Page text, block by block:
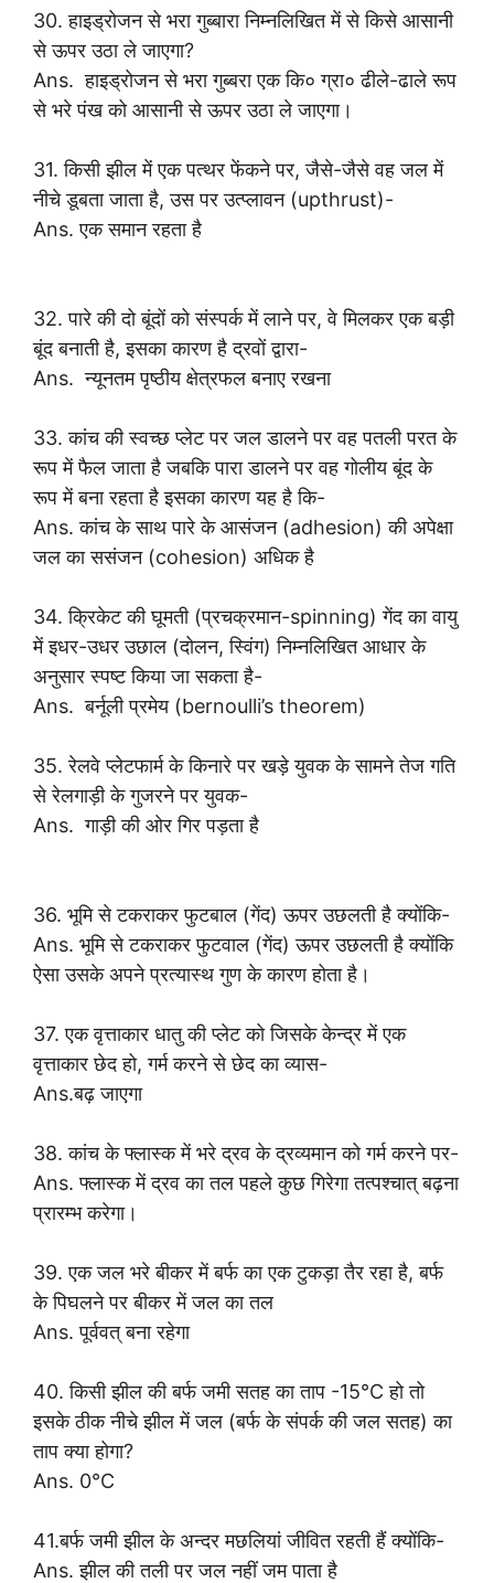
30. हाइड्रोजन से भरा गुब्बारा निम्नलिखित में से किसे आसानी
से ऊपर उठा ले जाएगा?
Ans. हाइड्रोजन से भरा गुब्बरा एक कि० ग्रा० ढीले-ढाले रूप
से भरे पंख को आसानी से ऊपर उठा ले जाएगा।
31. किसी झील में एक पत्थर फेंकने पर, जैसे-जैसे वह जल में
नीचे डूबता जाता है, उस पर उत्प्लावन (upthrust)-
Ans. एक समान रहता है
32. पारे की दो बूंदों को संस्पर्क में लाने पर, वे मिलकर एक बड़ी
बूंद बनाती है, इसका कारण है द्रवों द्वारा-
Ans. न्यूनतम पृष्ठीय क्षेत्रफल बनाए रखना
33. कांच की स्वच्छ प्लेट पर जल डालने पर वह पतली परत के
रूप में फैल जाता है जबकि पारा डालने पर वह गोलीय बूंद के
रूप में बना रहता है इसका कारण यह है कि-
Ans. कांच के साथ पारे के आसंजन (adhesion) की अपेक्षा
जल का ससंजन (cohesion) अधिक है
34. क्रिकेट की घूमती (प्रचक्रमान-spinning) गेंद का वायु
में इधर-उधर उछाल (दोलन, स्विंग) निम्नलिखित आधार के
अनुसार स्पष्ट किया जा सकता है-
Ans. बर्नूली प्रमेय (bernoulli’s theorem)
35. रेलवे प्लेटफार्म के किनारे पर खड़े युवक के सामने तेज गति
से रेलगाड़ी के गुजरने पर युवक-
Ans. गाड़ी की ओर गिर पड़ता है
36. भूमि से टकराकर फुटबाल (गेंद) ऊपर उछलती है क्योंकि-
Ans. भूमि से टकराकर फुटवाल (गेंद) ऊपर उछलती है क्योंकि
ऐसा उसके अपने प्रत्यास्थ गुण के कारण होता है।
37. एक वृत्ताकार धातु की प्लेट को जिसके केन्द्र में एक
वृत्ताकार छेद हो, गर्म करने से छेद का व्यास-
Ans.बढ़ जाएगा
38. कांच के फ्लास्क में भरे द्रव के द्रव्यमान को गर्म करने पर-
Ans. फ्लास्क में द्रव का तल पहले कुछ गिरेगा तत्पश्चात् बढ़ना
प्रारम्भ करेगा।
39. एक जल भरे बीकर में बर्फ का एक टुकड़ा तैर रहा है, बर्फ
के पिघलने पर बीकर में जल का तल
Ans. पूर्ववत् बना रहेगा
40. किसी झील की बर्फ जमी सतह का ताप -15°C हो तो
इसके ठीक नीचे झील में जल (बर्फ के संपर्क की जल सतह) का
ताप क्या होगा?
Ans. 0°C
41.बर्फ जमी झील के अन्दर मछलियां जीवित रहती हैं क्योंकि-
Ans. झील की तली पर जल नहीं जम पाता है